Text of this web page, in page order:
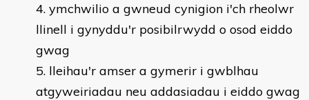
ymchwilio a gwneud cynigion i'ch rheolwr
llinell i gynyddu'r posibilrwydd o osod eiddo
gwag
lleihau'r amser a gymerir i gwblhau
atgyweiriadau neu addasiadau i eiddo gwag